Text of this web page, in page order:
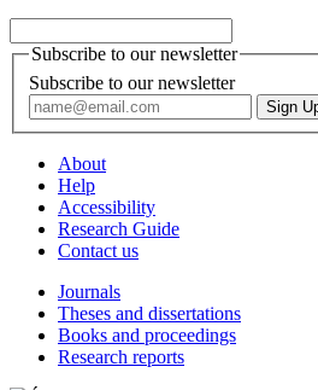
Subscribe to our newsletter
Subscribe to our newsletter
About
Help
Accessibility
Research Guide
Contact us
Journals
Theses and dissertations
Books and proceedings
Research reports